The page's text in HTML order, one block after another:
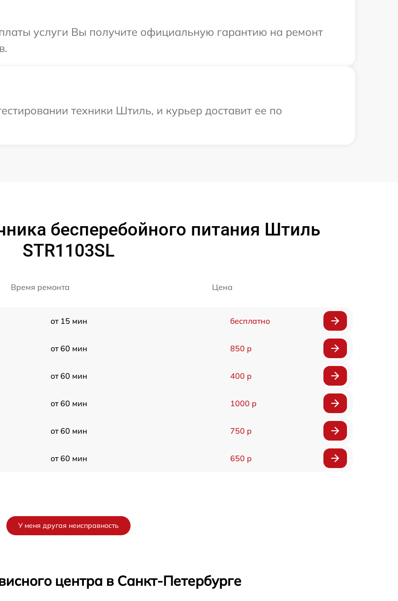
услуги Вы получите официальную гарантию на ремонт
техники Штиль, и курьер доставит ее по
бесперебойного питания Штиль
STR1103SL
Время ремонта Цена
от 15 мин бесплатно
от 60 мин 850 р
от 60 мин 400 р
от 60 мин 1000 р
от 60 мин 750 р
от 60 мин 650 р
У меня другая неисправность
центра в Санкт-Петербурге